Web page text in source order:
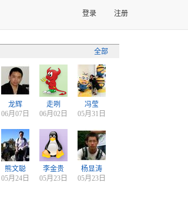
登录 注册
全部
龙辉
06月07日
走咧
06月02日
冯莹
05月31日
熊文聪
05月24日
李金贵
05月23日
杨显涛
05月23日